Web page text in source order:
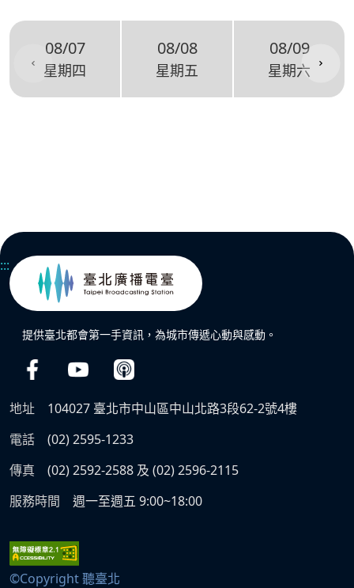
08/07
星期四
08/08
星期五
08/09
星期六
:::
提供臺北都會第一手資訊，為城市傳遞心動與感動。
地址
104027 臺北市中山區中山北路3段62-2號4樓
電話
(02) 2595-1233
傳真
(02) 2592-2588 及 (02) 2596-2115
服務時間
週一至週五 9:00~18:00
©Copyright 聽臺北